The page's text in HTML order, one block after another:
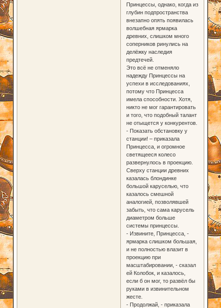
Принцессы, однако, когда из
глубин подпространства
внезапно опять появилась
волшебная ярмарка
древних, слишком много
соперников ринулись на
делёжку наследия
предтечей.
Это всё не отменяло
надежду Принцессы на
успехи в исследованиях,
потому что Принцесса
имела способности. Хотя,
никто не мог гарантировать
и того, что подобный талант
не отыщется у конкурентов.
- Показать обстановку у
станции! – приказала
Принцесса, и огромное
светящееся колесо
развернулось в проекцию.
Сверху станции древних
казалась блондинке
большой каруселью, что
казалось смешной
аналогией, позволявшей
забыть, что сама карусель
диаметром больше
системы принцессы.
- Извините, Принцесса, -
ярмарка слишком большая,
и не полностью влазит в
проекцию при
масштабировании, - сказал
ей Колобок, и казалось,
если б он мог, то развёл бы
руками в извинительном
жесте.
- Продолжай, - приказала